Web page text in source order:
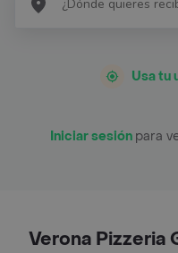
Usa tu
Iniciar sesión para
Verona Pizzeria